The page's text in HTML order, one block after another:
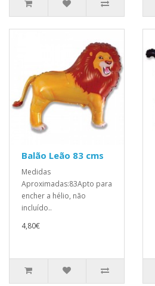
Balão Leão 83 cms
Medidas
Aproximadas:83Apto para
encher a hélio, não
incluído..
4,80€